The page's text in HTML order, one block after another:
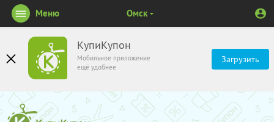
КупиКупон
Мобильное приложение
ещё удобнее
Загрузить
Меню Омск